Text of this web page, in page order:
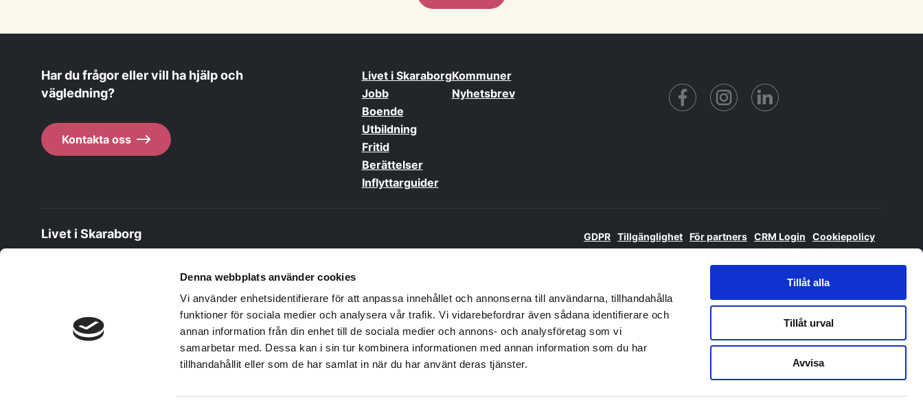
Denna webbplats använder cookies
Vi använder enhetsidentifierare för att anpassa innehållet och annonserna till användarna, tillhandahålla
funktioner för sociala medier och analysera vår trafik. Vi vidarebefordrar även sådana identifierare och
annan information från din enhet till de sociala medier och annons- och analysföretag som vi
samarbetar med. Dessa kan i sin tur kombinera informationen med annan information som du har
tillhandahållit eller som de har samlat in när du har använt deras tjänster.
Tillåt alla
Tillåt urval
Avvisa
Har du frågor eller vill ha hjälp och
vägledning?
Kontakta oss
Livet i Skaraborg
Jobb
Boende
Utbildning
Fritid
Berättelser
Inflyttarguider
Kommuner
Nyhetsbrev
Facebook https://www.instagram.com/
Livet i Skaraborg
finansernas av Sparbanken Skaraborg via Sparbanksstiftelsen Skaraborg
och Skaraborgs Kommunalförbund
Läs mer om oss
Har du frågor om projektet eller webbplatsen?
GDPR Tillgänglighet För partners CRM Login
Cookiepolicy
© 2026 Livet i Skaraborg